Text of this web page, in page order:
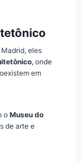
eles
, onde
em
o Museu do
de arte e